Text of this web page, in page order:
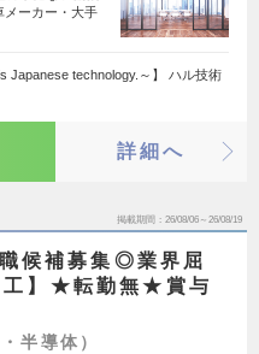
ーカー・大手
Japanese technology.～】 ハル技術
詳細へ
掲載期間 26/08/06～26/08/19
候補募集◎業界屈
工】★転勤無★賞与
半導体）